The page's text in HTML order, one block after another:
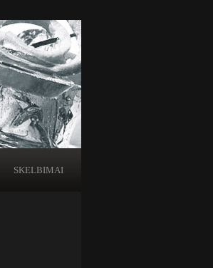
SKELBIMAI